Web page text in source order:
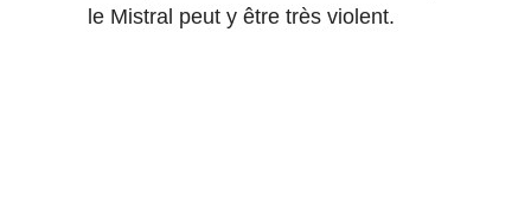
le Mistral peut y être très violent.